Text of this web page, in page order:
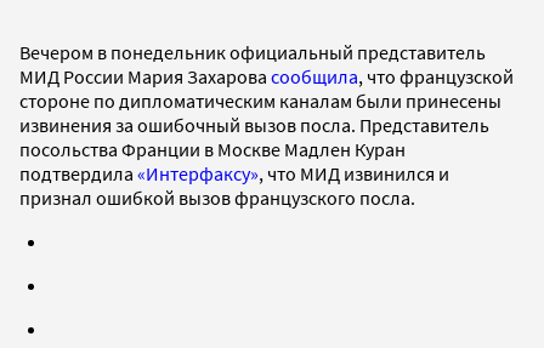
Вечером в понедельник официальный представитель
МИД России Мария Захарова сообщила, что французской
стороне по дипломатическим каналам были принесены
извинения за ошибочный вызов посла. Представитель
посольства Франции в Москве Мадлен Куран
подтвердила «Интерфаксу», что МИД извинился и
признал ошибкой вызов французского посла.